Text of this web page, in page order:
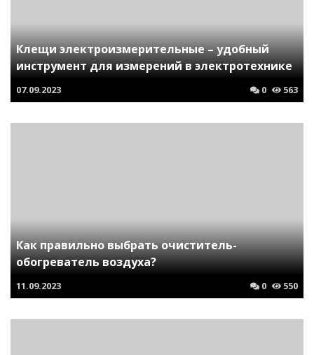
Клещи электроизмерительные – удобный
инструмент для измерений в электротехнике
07.09.2023 0 563
Как правильно выбрать очиститель-
обогреватель воздуха?
11.09.2023 0 550